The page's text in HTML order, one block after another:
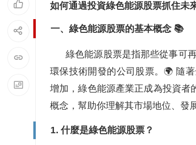
如何通過投資綠色能源股票抓住未
一、綠色能源股票的基本概念 📚
綠色能源股票是指那些從事可
環保技術開發的公司股票。🌍 隨
增加，綠色能源產業正成為投資者
概念，幫助你理解其市場地位、發
1. 什麼是綠色能源股票？